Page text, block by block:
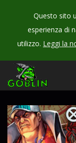
Questo sito
esperienza di
utilizzo. Leggi la